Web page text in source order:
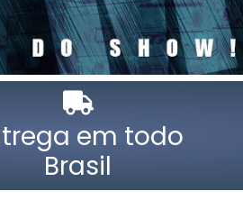
em todo
Brasil